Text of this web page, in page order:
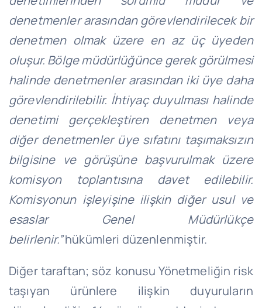
denetmenler arasından görevlendirilecek bir
denetmen olmak üzere en az üç üyeden
oluşur. Bölge müdürlüğünce gerek görülmesi
halinde denetmenler arasından iki üye daha
görevlendirilebilir. İhtiyaç duyulması halinde
denetimi gerçekleştiren denetmen veya
diğer denetmenler üye sıfatını taşımaksızın
bilgisine ve görüşüne başvurulmak üzere
komisyon toplantısına davet edilebilir.
Komisyonun işleyişine ilişkin diğer usul ve
esaslar Genel Müdürlükçe
belirlenir.”hükümleri düzenlenmiştir.
Diğer taraftan; söz konusu Yönetmeliğin risk
taşıyan ürünlere ilişkin duyuruların